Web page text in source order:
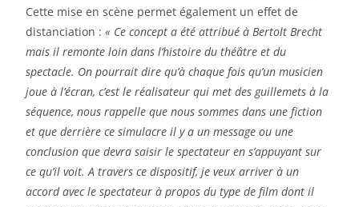
Cette mise en scène permet également un effet de
distanciation :« Ce concept a été attribué à Bertolt Brecht
mais il remonte loin dans l’histoire du théâtre et du
spectacle. On pourrait dire qu’à chaque fois qu’un musicien
joue à l’écran, c’est le réalisateur qui met des guillemets à la
séquence, nous rappelle que nous sommes dans une fiction
et que derrière ce simulacre il y a un message ou une
conclusion que devra saisir le spectateur en s’appuyant sur
ce qu’il voit. A travers ce dispositif, je veux arriver à un
accord avec le spectateur à propos du type de film dont il